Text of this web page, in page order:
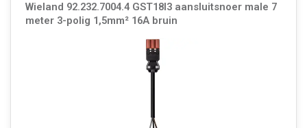
Wieland 92.232.7004.4 GST18I3 aansluitsnoer male 7
meter 3-polig 1,5mm² 16A bruin